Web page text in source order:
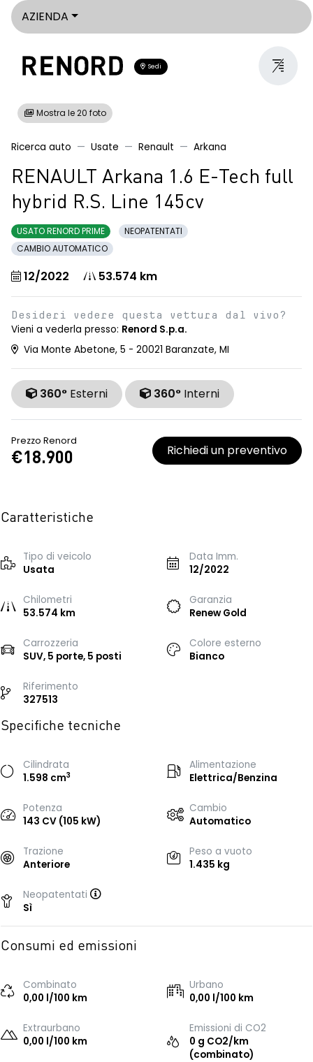
AZIENDA
Sedi
Mostra le 20 foto
Ricerca auto Usate Renault Arkana
RENAULT Arkana 1.6 E-Tech full
hybrid R.S. Line 145cv
USATO RENORD PRIME
NEOPATENTATI
CAMBIO AUTOMATICO
12/2022 53.574 km
Desideri vedere questa vettura dal vivo?
Vieni a vederla presso: Renord S.p.a.
Via Monte Abetone, 5 - 20021 Baranzate, MI
360° Esterni 360° Interni
Prezzo Renord
€18.900 Richiedi un preventivo
Caratteristiche
Tipo di veicolo
Usata
Data Imm.
12/2022
Chilometri
53.574 km
Garanzia
Renew Gold
Carrozzeria
SUV, 5 porte, 5 posti
Colore esterno
Bianco
Riferimento
327513
Specifiche tecniche
Cilindrata
1.598 cm3
Alimentazione
Elettrica/Benzina
Potenza
143 CV (105 kW)
Cambio
Automatico
Trazione
Anteriore
Peso a vuoto
1.435 kg
Neopatentati
Sì
Consumi ed emissioni
Combinato
0,00 l/100 km
Urbano
0,00 l/100 km
Extraurbano
0,00 l/100 km
Emissioni di CO2
0 g CO2/km
(combinato)